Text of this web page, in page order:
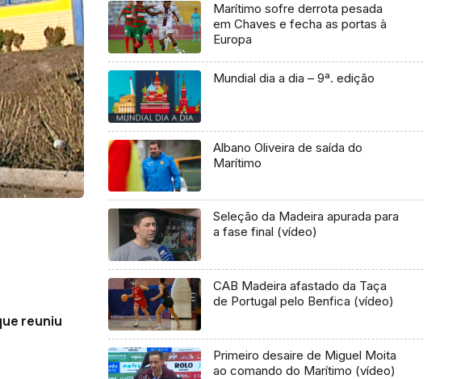
reuniu
Marítimo sofre derrota pesada
em Chaves e fecha as portas à
Europa
Mundial dia a dia – 9ª. edição
Albano Oliveira de saída do
Marítimo
Seleção da Madeira apurada para
a fase final (vídeo)
CAB Madeira afastado da Taça
de Portugal pelo Benfica (vídeo)
Primeiro desaire de Miguel Moita
ao comando do Marítimo (vídeo)